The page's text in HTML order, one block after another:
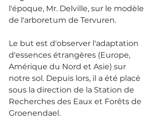
l'époque, Mr. Delville, sur le modèle
de l'arboretum de Tervuren.
Le but est d'observer l'adaptation
d'essences étrangères (Europe,
Amérique du Nord et Asie) sur
notre sol. Depuis lors, il a été placé
sous la direction de la Station de
Recherches des Eaux et Forêts de
Groenendael.